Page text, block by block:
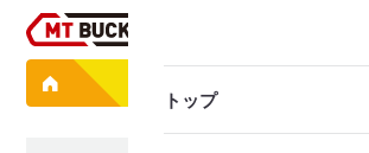
トップ